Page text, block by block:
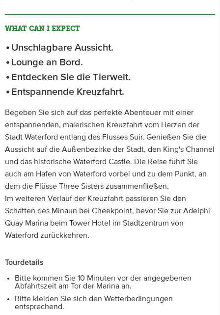
WHAT CAN I EXPECT
Unschlagbare Aussicht.
Lounge an Bord.
Entdecken Sie die Tierwelt.
Entspannende Kreuzfahrt.
Begeben Sie sich auf das perfekte Abenteuer mit einer
entspannenden, malerischen Kreuzfahrt vom Herzen der
Stadt Waterford entlang des Flusses Suir. Genießen Sie die
Aussicht auf die Außenbezirke der Stadt, den King's Channel
und das historische Waterford Castle. Die Reise führt Sie
auch am Hafen von Waterford vorbei und zu dem Punkt, an
dem die Flüsse Three Sisters zusammenfließen.
Im weiteren Verlauf der Kreuzfahrt passieren Sie den
Schatten des Minaun bei Cheekpoint, bevor Sie zur Adelphi
Quay Marina beim Tower Hotel im Stadtzentrum von
Waterford zurückkehren.
Tourdetails
Bitte kommen Sie 10 Minuten vor der angegebenen
Abfahrtszeit am Tor der Marina an.
Bitte kleiden Sie sich den Wetterbedingungen
entsprechend.